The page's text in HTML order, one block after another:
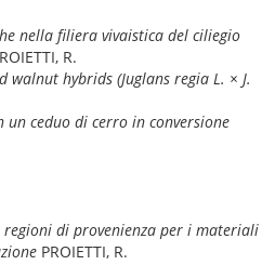
nella filiera vivaistica del ciliegio
R.
hybrids (Juglans regia L. × J.
ceduo di cerro in conversione
di provenienza per i materiali
PROIETTI, R.